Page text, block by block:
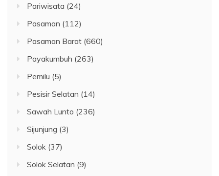
Pariwisata (24)
Pasaman (112)
Pasaman Barat (660)
Payakumbuh (263)
Pemilu (5)
Pesisir Selatan (14)
Sawah Lunto (236)
Sijunjung (3)
Solok (37)
Solok Selatan (9)